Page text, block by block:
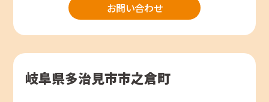
お問い合わせ
岐阜県多治見市市之倉町